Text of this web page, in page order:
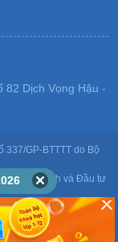
82 Dịch Vọng Hậu -
337/GP-BTTTT do Bộ
Sở Kế hoạch và Đầu tư